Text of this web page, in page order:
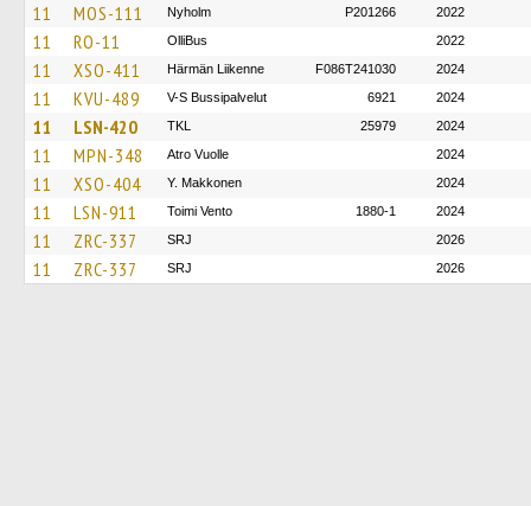
11 MOS-111 Nyholm P201266 2022
11 RO-11 OlliBus 2022
11 XSO-411 Härmän Liikenne F086T241030 2024
11 KVU-489 V-S Bussipalvelut 6921 2024
11 LSN-420 TKL 25979 2024
11 MPN-348 Atro Vuolle 2024
11 XSO-404 Y. Makkonen 2024
11 LSN-911 Toimi Vento 1880-1 2024
11 ZRC-337 SRJ 2026
11 ZRC-337 SRJ 2026